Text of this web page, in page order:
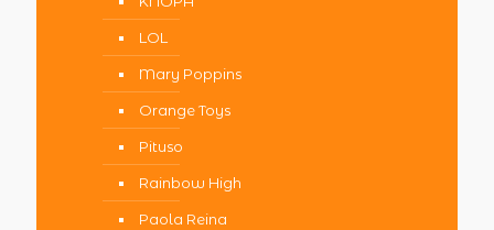
LOL
Mary Poppins
Orange Toys
Pituso
Rainbow High
Paola Reina